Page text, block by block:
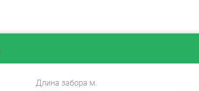
Длина забора м.